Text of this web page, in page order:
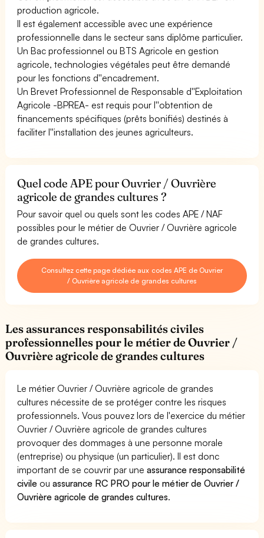
production agricole.
Il est également accessible avec une expérience
professionnelle dans le secteur sans diplôme particulier.
Un Bac professionnel ou BTS Agricole en gestion
agricole, technologies végétales peut être demandé
pour les fonctions d''encadrement.
Un Brevet Professionnel de Responsable d''Exploitation
Agricole -BPREA- est requis pour l''obtention de
financements spécifiques (prêts bonifiés) destinés à
faciliter l''installation des jeunes agriculteurs.
Quel code APE pour Ouvrier / Ouvrière
agricole de grandes cultures ?
Pour savoir quel ou quels sont les codes APE / NAF
possibles pour le métier de Ouvrier / Ouvrière agricole
de grandes cultures.
Consultez cette page dédiée aux codes APE de Ouvrier
/ Ouvrière agricole de grandes cultures
Les assurances responsabilités civiles
professionnelles pour le métier de Ouvrier /
Ouvrière agricole de grandes cultures
Le métier Ouvrier / Ouvrière agricole de grandes
cultures nécessite de se protéger contre les risques
professionnels. Vous pouvez lors de l'exercice du métier
Ouvrier / Ouvrière agricole de grandes cultures
provoquer des dommages à une personne morale
(entreprise) ou physique (un particulier). Il est donc
important de se couvrir par uneassurance responsabilité
civile ouassurance RC PRO pour le métier de Ouvrier /
Ouvrière agricole de grandes cultures.